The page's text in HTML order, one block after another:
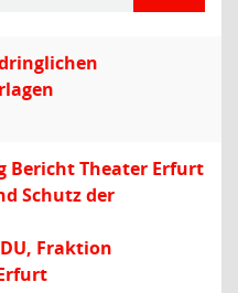
Bericht Theater Erfurt
Schutz der
Fraktion